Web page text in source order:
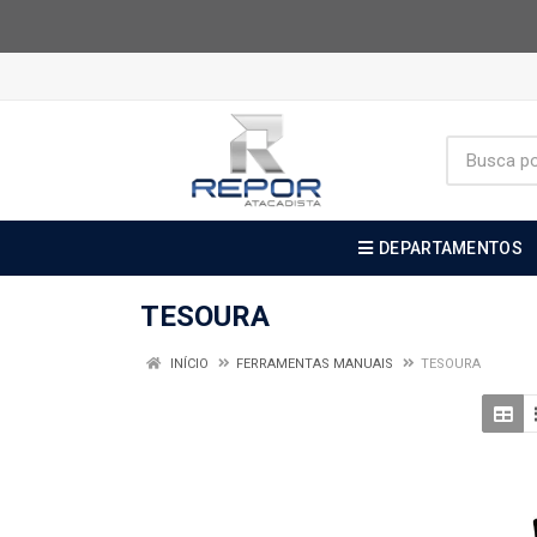
DEPARTAMENTOS
TESOURA
INÍCIO FERRAMENTAS MANUAIS TESOURA